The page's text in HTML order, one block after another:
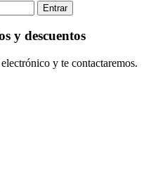
y descuentos
y te contactaremos.